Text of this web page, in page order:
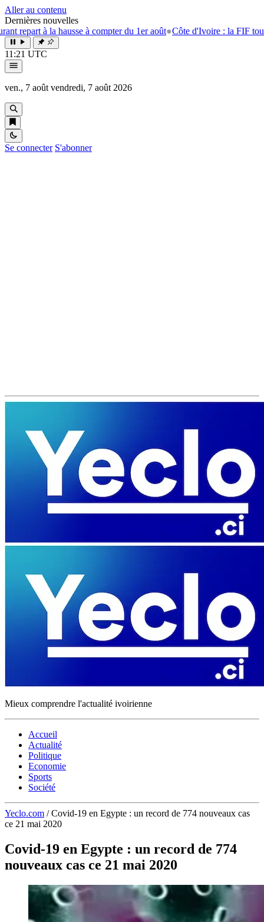
Aller au contenu
Dernières nouvelles
la hausse à compter du 1er août●Côte d'Ivoire : la FIF tourne la
11:21 UTC
ven., 7 août vendredi, 7 août 2026
Se connecter S'abonner
Mieux comprendre l'actualité ivoirienne
Accueil
Actualité
Politique
Economie
Sports
Société
Yeclo.com / Covid-19 en Egypte : un record de 774 nouveaux cas
ce 21 mai 2020
Covid-19 en Egypte : un record de 774
nouveaux cas ce 21 mai 2020